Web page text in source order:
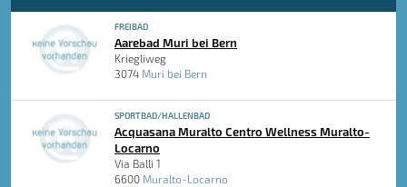
FREIBAD
Aarebad Muri bei Bern
Kriegliweg
3074 Muri bei Bern
SPORTBAD/HALLENBAD
Acquasana Muralto Centro Wellness Muralto-
Locarno
Via Balli 1
6600 Muralto-Locarno